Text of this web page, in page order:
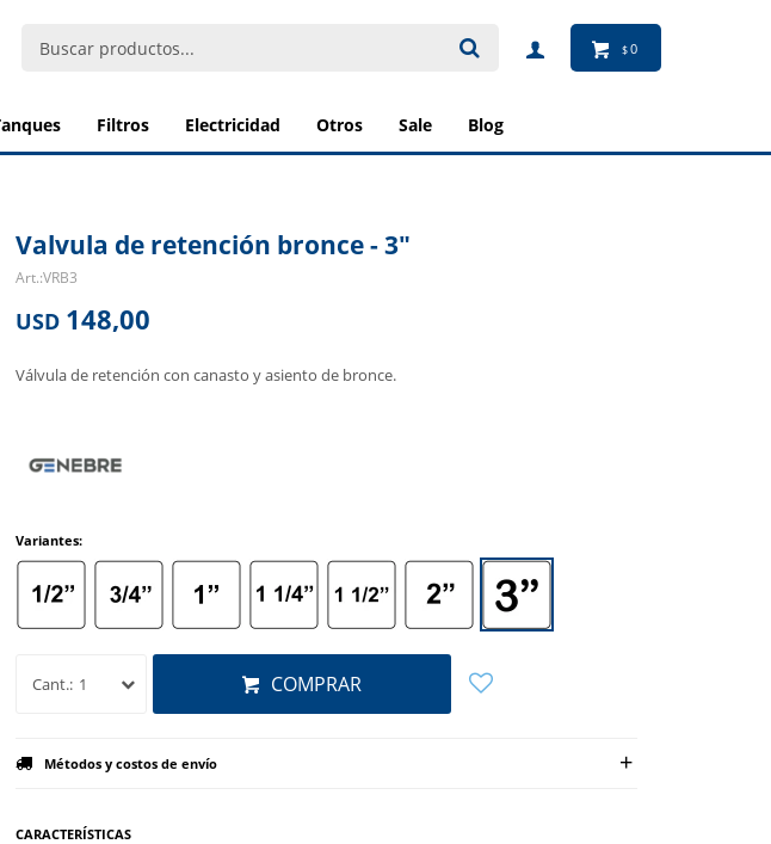
tanques filtros electricidad otros sale blog
$0
Valvula de retención bronce - 3"
VRB3
USD 148,00
Válvula de retención con canasto y asiento de bronce.
Variantes:
1 COMPRAR
Métodos y costos de envío
CARACTERÍSTICAS